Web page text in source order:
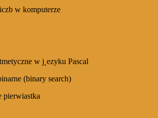
w komputerze
w j˛ezyku Pascal
(binary search)
pierwiastka